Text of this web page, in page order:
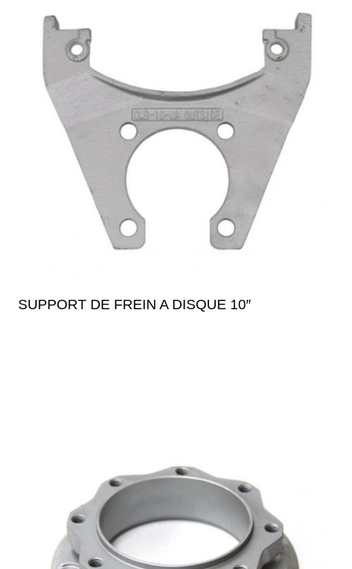
SUPPORT DE FREIN A DISQUE 10″